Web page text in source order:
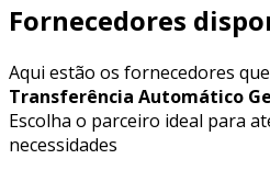
Fornecedores
Aqui estão os fornecedores
Transferência Automático
Escolha o parceiro ideal para
necessidades